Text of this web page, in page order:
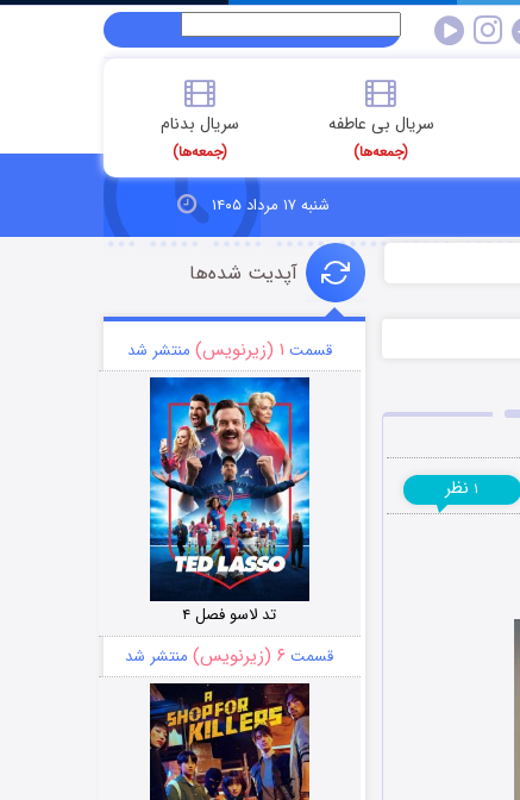
سریال بی عاطفه
(جمعه‌ها)
سریال بدنام
(جمعه‌ها)
شنبه ۱۷ مرداد ۱۴۰۵
۱ نظر
آپدیت شده‌ها
قسمت ۱ (زیرنویس) منتشر شد
تد لاسو فصل ۴
قسمت ۶ (زیرنویس) منتشر شد